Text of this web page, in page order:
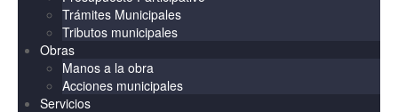
Trámites Municipales
Tributos municipales
Obras
Manos a la obra
Acciones municipales
Servicios